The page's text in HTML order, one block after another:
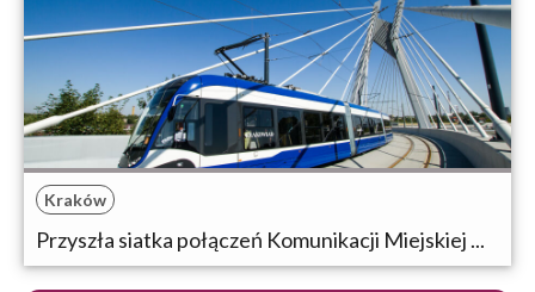
Kraków
Przyszła siatka połączeń Komunikacji Miejskiej ...